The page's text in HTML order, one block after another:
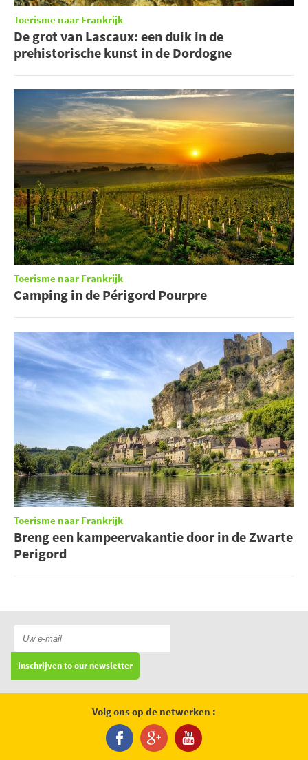
Toerisme naar Frankrijk
De grot van Lascaux: een duik in de
prehistorische kunst in de Dordogne
Toerisme naar Frankrijk
Camping in de Périgord Pourpre
Toerisme naar Frankrijk
Breng een kampeervakantie door in de Zwarte
Perigord
Inschrijven to our newsletter
Volg ons op de netwerken :